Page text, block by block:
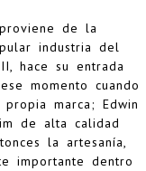
de la
industria del
hace su entrada
momento cuando
marca; Edwin
de alta calidad
la artesanía,
importante dentro